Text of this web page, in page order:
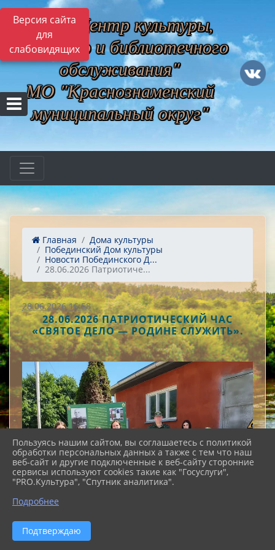
Версия сайта
для
слабовидящих
МБУ "Центр культуры,
музейного и библиотечного
обслуживания"
МО "Краснознаменский
муниципальный округ"
Главная
Дома культуры
Побединский Дом культуры
Новости Побединского Д...
28.06.2026 Патриотиче...
28.06.2026 16:58
28.06.2026 ПАТРИОТИЧЕСКИЙ ЧАС
«СВЯТОЕ ДЕЛО — РОДИНЕ СЛУЖИТЬ».
Пользуясь нашим сайтом, вы соглашаетесь с политикой
обработки персональных данных а также с тем что наш
веб-сайт и другие подключенные к веб-сайту сторонние
сервисы используют cookies такие как "Госуслуги",
"PRO.Культура", "Спутник аналитика".
Подробнее
Подтверждаю